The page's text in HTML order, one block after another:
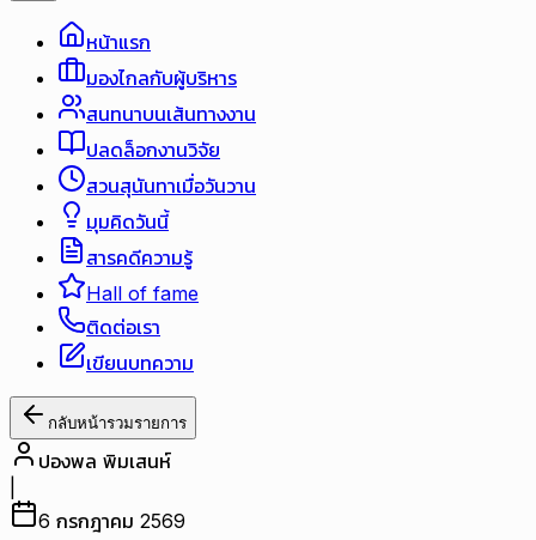
หน้าแรก
มองไกลกับผู้บริหาร
สนทนาบนเส้นทางงาน
ปลดล็อกงานวิจัย
สวนสุนันทาเมื่อวันวาน
มุมคิดวันนี้
สารคดีความรู้
Hall of fame
ติดต่อเรา
เขียนบทความ
กลับหน้ารวมรายการ
ปองพล พิมเสนห์
6 กรกฎาคม 2569